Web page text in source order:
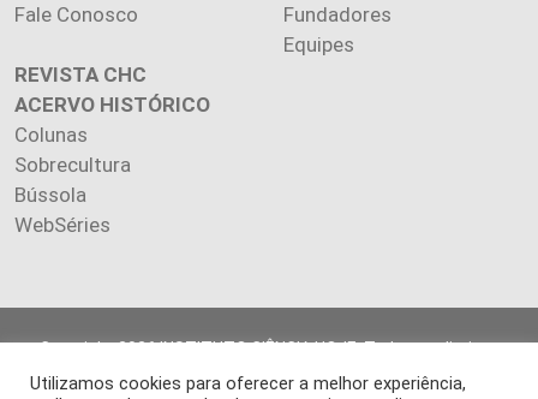
Fale Conosco
Fundadores
Equipes
REVISTA CHC
ACERVO HISTÓRICO
Colunas
Sobrecultura
Bússola
WebSéries
Copyright 2026 INSTITUTO CIÊNCIA HOJE. Todos os direitos
reservados.
Utilizamos cookies para oferecer a melhor experiência,